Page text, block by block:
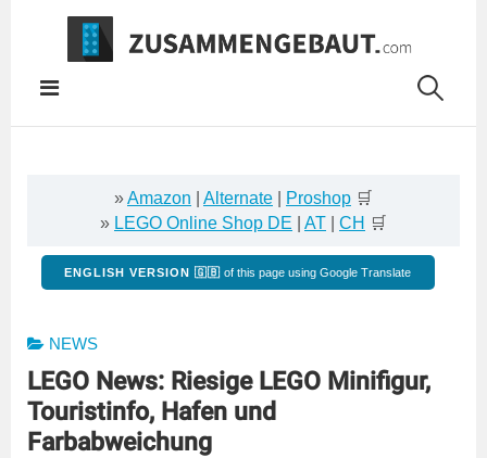
Springe
Inhalt
»Amazon Alternate Proshop 🛒
» LEGO Online Shop DE AT CH 🛒
ENGLISH VERSION 🇬🇧 of this page using Google Translate
NEWS
LEGO News: Riesige LEGO Minifigur,
Touristinfo, Hafen und
Farbabweichung